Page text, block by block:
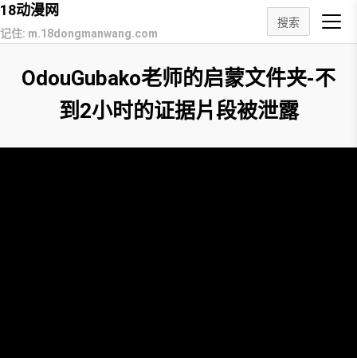
18动漫网
记住: m.18dongmanwang.com
搜索
OdouGubako老师的启蒙文件夹-不
到2小时的证据片段被泄露